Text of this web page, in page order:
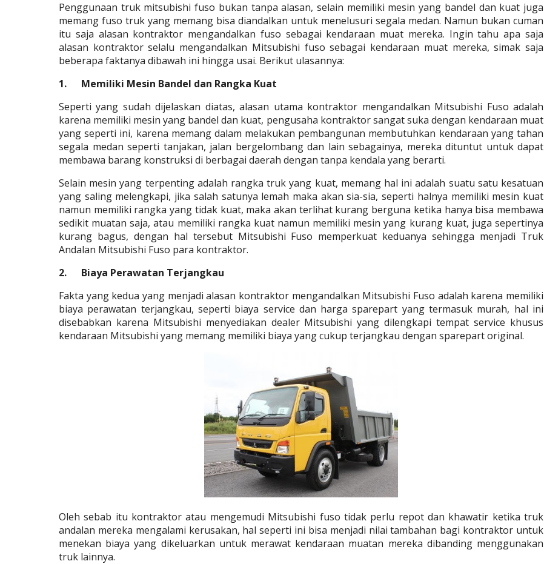
Penggunaan truk mitsubishi fuso bukan tanpa alasan, selain memiliki mesin yang bandel dan kuat juga
memang fuso truk yang memang bisa diandalkan untuk menelusuri segala medan. Namun bukan cuman
itu saja alasan kontraktor mengandalkan fuso sebagai kendaraan muat mereka. Ingin tahu apa saja
alasan kontraktor selalu mengandalkan Mitsubishi fuso sebagai kendaraan muat mereka, simak saja
beberapa faktanya dibawah ini hingga usai. Berikut ulasannya:
1.      Memiliki Mesin Bandel dan Rangka Kuat
Seperti yang sudah dijelaskan diatas, alasan utama kontraktor mengandalkan Mitsubishi Fuso adalah
karena memiliki mesin yang bandel dan kuat, pengusaha kontraktor sangat suka dengan kendaraan muat
yang seperti ini, karena memang dalam melakukan pembangunan membutuhkan kendaraan yang tahan
segala medan seperti tanjakan, jalan bergelombang dan lain sebagainya, mereka dituntut untuk dapat
membawa barang konstruksi di berbagai daerah dengan tanpa kendala yang berarti.
Selain mesin yang terpenting adalah rangka truk yang kuat, memang hal ini adalah suatu satu kesatuan
yang saling melengkapi, jika salah satunya lemah maka akan sia-sia, seperti halnya memiliki mesin kuat
namun memiliki rangka yang tidak kuat, maka akan terlihat kurang berguna ketika hanya bisa membawa
sedikit muatan saja, atau memiliki rangka kuat namun memiliki mesin yang kurang kuat, juga sepertinya
kurang bagus, dengan hal tersebut Mitsubishi Fuso memperkuat keduanya sehingga menjadi Truk
Andalan Mitsubishi Fuso para kontraktor.
2.      Biaya Perawatan Terjangkau
Fakta yang kedua yang menjadi alasan kontraktor mengandalkan Mitsubishi Fuso adalah karena memiliki
biaya perawatan terjangkau, seperti biaya service dan harga sparepart yang termasuk murah, hal ini
disebabkan karena Mitsubishi menyediakan dealer Mitsubishi yang dilengkapi tempat service khusus
kendaraan Mitsubishi yang memang memiliki biaya yang cukup terjangkau dengan sparepart original.
Oleh sebab itu kontraktor atau mengemudi Mitsubishi fuso tidak perlu repot dan khawatir ketika truk
andalan mereka mengalami kerusakan, hal seperti ini bisa menjadi nilai tambahan bagi kontraktor untuk
menekan biaya yang dikeluarkan untuk merawat kendaraan muatan mereka dibanding menggunakan
truk lainnya.